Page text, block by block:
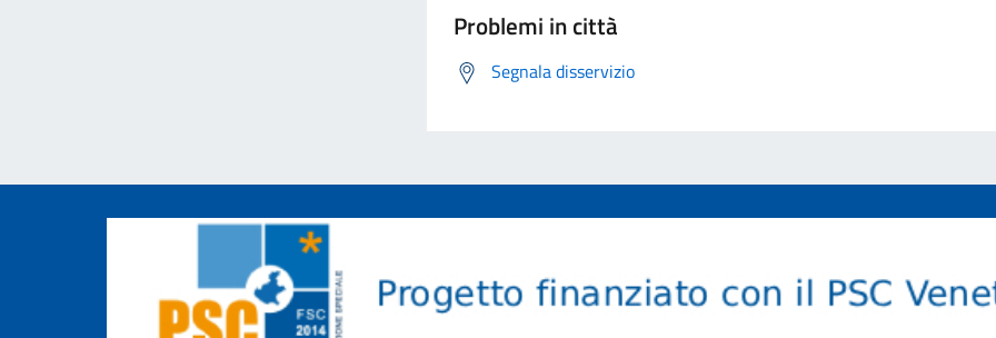
Problemi in città
Segnala disservizio